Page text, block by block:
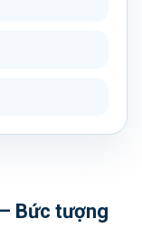
Bức tượng